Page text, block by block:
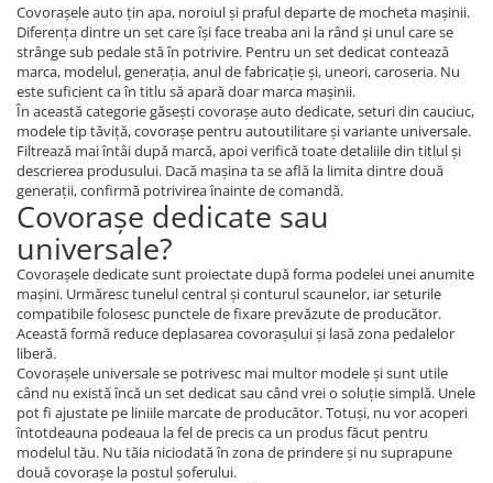
Covorașele auto țin apa, noroiul și praful departe de mocheta mașinii.
Diferența dintre un set care își face treaba ani la rând și unul care se
strânge sub pedale stă în potrivire. Pentru un set dedicat contează
marca, modelul, generația, anul de fabricație și, uneori, caroseria. Nu
este suficient ca în titlu să apară doar marca mașinii.
În această categorie găsești covorașe auto dedicate, seturi din cauciuc,
modele tip tăviță, covorașe pentru autoutilitare și variante universale.
Filtrează mai întâi după marcă, apoi verifică toate detaliile din titlul și
descrierea produsului. Dacă mașina ta se află la limita dintre două
generații, confirmă potrivirea înainte de comandă.
Covorașe dedicate sau
universale?
Covorașele dedicate sunt proiectate după forma podelei unei anumite
mașini. Urmăresc tunelul central și conturul scaunelor, iar seturile
compatibile folosesc punctele de fixare prevăzute de producător.
Această formă reduce deplasarea covorașului și lasă zona pedalelor
liberă.
Covorașele universale se potrivesc mai multor modele și sunt utile
când nu există încă un set dedicat sau când vrei o soluție simplă. Unele
pot fi ajustate pe liniile marcate de producător. Totuși, nu vor acoperi
întotdeauna podeaua la fel de precis ca un produs făcut pentru
modelul tău. Nu tăia niciodată în zona de prindere și nu suprapune
două covorașe la postul șoferului.